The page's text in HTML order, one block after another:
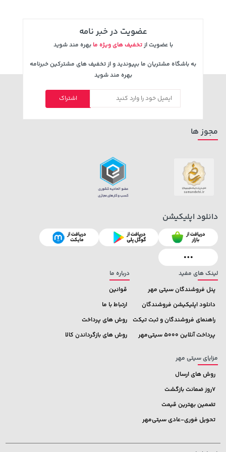
18,580,000 تومان خرید 169,900 تومان
2,679,000 تومان
3,820,000
خرید
141,000 تومان
165,900
عضویت در خبر نامه
با عضویت ازتخفیف های ویژه ما بهره مند شوید
به باشگاه مشتریان ما بپیوندید و از تخفیف های مشترکین خبرنامه
بهره مند شوید
اشتراک
لینک های مفید
پنل فروشندگان سیتی مهر
دانلود اپلیکیشن فروشندگان
راهنمای فروشندگان و ثبت تیکت
پرداخت آنلاین 5000 سیتی‌مهر
درباره ما
قوانین
ارتباط با ما
روش های پرداخت
روش های بازگرداندن کالا
مزایای سیتی مهر
روش های ارسال
7روز ضمانت بازگشت
تضمین بهترین قیمت
تحویل فوری-عادی سیتی‌مهر
مجوز ها
دانلود اپلیکیشن